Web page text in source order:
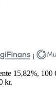
i
15,82%, 100
kr.